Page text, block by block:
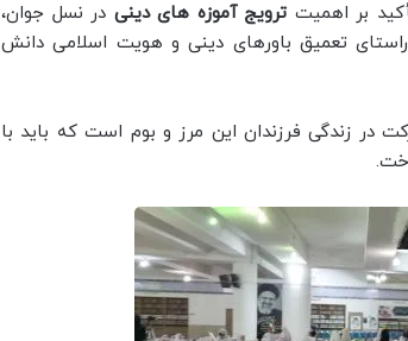
بر اهمیت ترویج آموزه های دینی در نسل جوان،
راستای تعمیق باورهای دینی و هویت اسلامی دانش
در زندگی فرزندان این مرز و بوم است که باید با